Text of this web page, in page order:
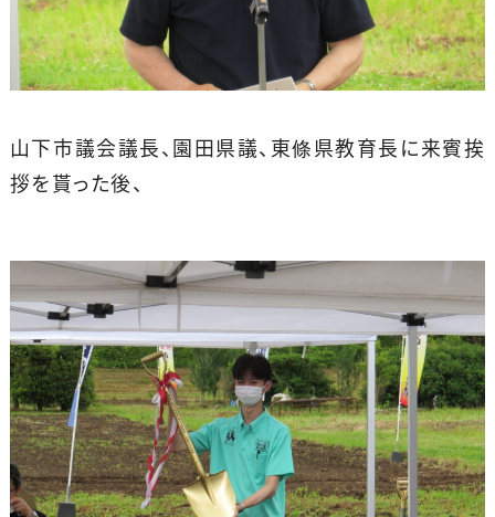
山下市議会議長、園田県議、東條県教育長に来賓挨
拶を貰った後、